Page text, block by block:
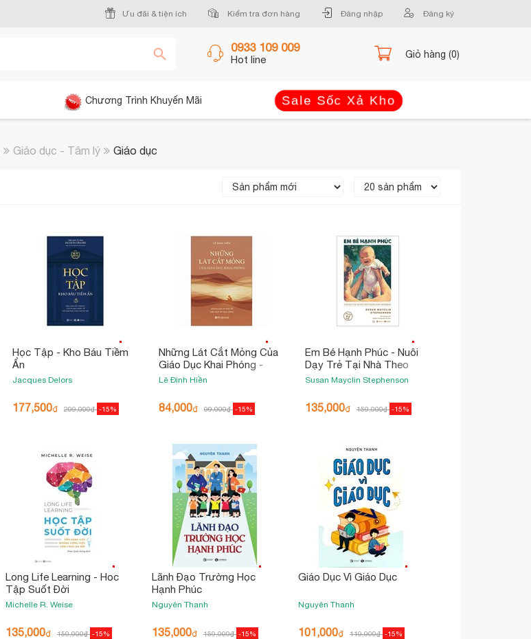
Ưu đãi & tiện ích Kiểm tra đơn hàng Đăng nhập Đăng ký
0933 109 009
Hot line Giỏ hàng (0)
Chương Trình Khuyến Mãi Sale Sốc Xả Kho
Giáo dục - Tâm lý Giáo dục
Học Tập - Kho Báu Tiềm
Ẩn
Jacques Delors
177,500₫ 209,000₫ -15%
Những Lát Cắt Mỏng Của
Giáo Dục Khai Phóng -
Những Suy Tư Nhỏ Về Việc
Lê Đình Hiền
84,000₫ 99,000₫ -15%
Em Bé Hạnh Phúc - Nuôi
Dạy Trẻ Tại Nhà Theo
Phương Pháp Montessori
Susan Mayclin Stephenson
135,000₫ 159,000₫ -15%
Long Life Learning - Hoc
Tập Suốt Đời
Michelle R. Weise
135,000₫ 159,000₫ -15%
Lãnh Đạo Trường Học
Hạnh Phúc
Nguyên Thanh
135,000₫ 159,000₫ -15%
Giáo Dục Vì Giáo Dục
Nguyên Thanh
101,000₫ 119,000₫ -15%